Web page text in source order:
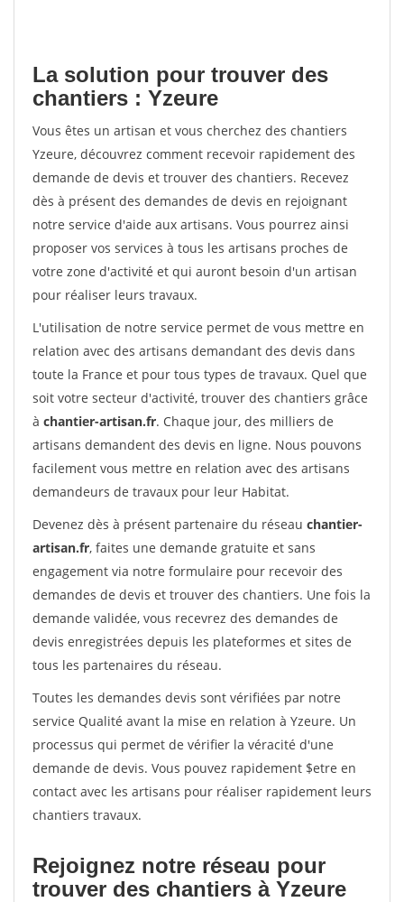
La solution pour trouver des
chantiers : Yzeure
Vous êtes un artisan et vous cherchez des chantiers
Yzeure, découvrez comment recevoir rapidement des
demande de devis et trouver des chantiers. Recevez
dès à présent des demandes de devis en rejoignant
notre service d'aide aux artisans. Vous pourrez ainsi
proposer vos services à tous les artisans proches de
votre zone d'activité et qui auront besoin d'un artisan
pour réaliser leurs travaux.
L'utilisation de notre service permet de vous mettre en
relation avec des artisans demandant des devis dans
toute la France et pour tous types de travaux. Quel que
soit votre secteur d'activité, trouver des chantiers grâce
à chantier-artisan.fr. Chaque jour, des milliers de
artisans demandent des devis en ligne. Nous pouvons
facilement vous mettre en relation avec des artisans
demandeurs de travaux pour leur Habitat.
Devenez dès à présent partenaire du réseau chantier-
artisan.fr, faites une demande gratuite et sans
engagement via notre formulaire pour recevoir des
demandes de devis et trouver des chantiers. Une fois la
demande validée, vous recevrez des demandes de
devis enregistrées depuis les plateformes et sites de
tous les partenaires du réseau.
Toutes les demandes devis sont vérifiées par notre
service Qualité avant la mise en relation à Yzeure. Un
processus qui permet de vérifier la véracité d'une
demande de devis. Vous pouvez rapidement $etre en
contact avec les artisans pour réaliser rapidement leurs
chantiers travaux.
Rejoignez notre réseau pour
trouver des chantiers à Yzeure